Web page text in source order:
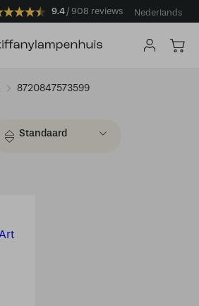
9.4 908 reviews Nederlands
8720847573599